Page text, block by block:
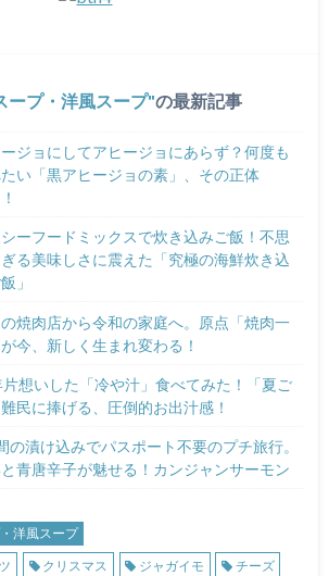
ープ・洋風スープ の最新記事
ジョにしてアヒージョにあらず？何度も
い「黒アヒージョの素」、その正体
ーフードミックスで炊き込みご飯！不思
る美味しさに震えた「究極の海鮮炊き込
」
焼肉店から令和の家庭へ。原点「焼肉一
今、新しく生まれ変わる！
片想いした「冷や汁」食べてみた！「夏ご
民に捧げる、圧倒的お出汁感！
の漬け込みでパスポート不要のプチ旅行。
青唐辛子が魅せる！カンジャンサーモン
洋風スープ
クリスマス ジャガイモ チーズ